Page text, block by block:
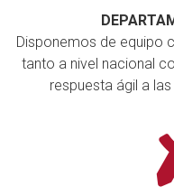
Disponemos de equipo
tanto a nivel nacional
respuesta ágil a